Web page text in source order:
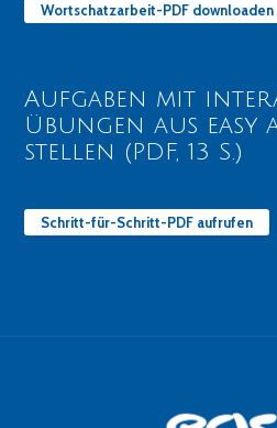
Wortschatzarbeit-PDF downloaden
Aufgaben mit
Übungen aus easy
stellen (PDF, 13 S.)
Schritt-für-Schritt-PDF aufrufen